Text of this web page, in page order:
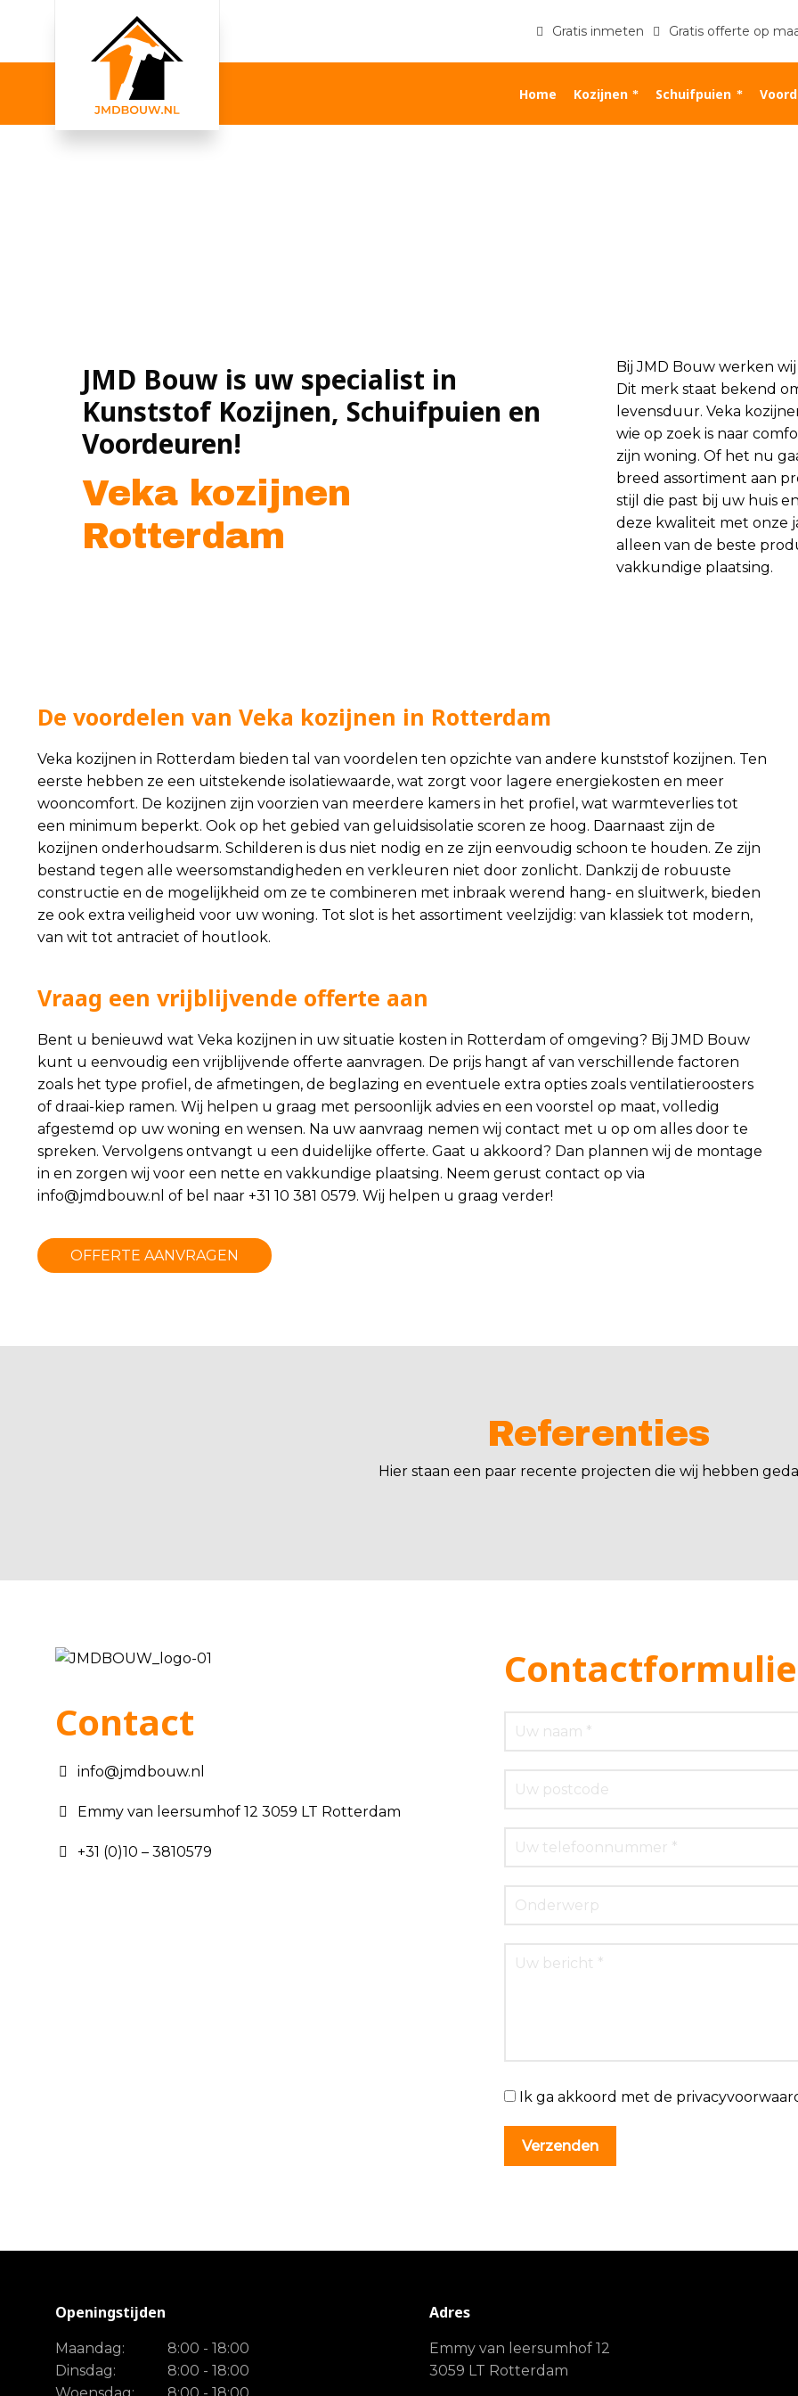
Gratis inmeten Gratis offerte op
Home Kozijnen Schuifpuien
JMD Bouw is uw specialist in
Kunststof Kozijnen, Schuifpuien en
Voordeuren!
Veka kozijnen
Rotterdam
Bij JMD Bouw werken
Dit merk staat bekend
levensduur. Veka
wie op zoek is naar
zijn woning. Of het nu
breed assortiment aan
stijl die past bij uw huis
deze kwaliteit met onze
alleen van de beste
vakkundige plaatsing.
De voordelen van Veka kozijnen in Rotterdam
Veka kozijnen in Rotterdam bieden tal van voordelen ten opzichte van andere kunststof kozijnen. Ten
eerste hebben ze een uitstekende isolatiewaarde, wat zorgt voor lagere energiekosten en meer
wooncomfort. De kozijnen zijn voorzien van meerdere kamers in het profiel, wat warmteverlies tot
een minimum beperkt. Ook op het gebied van geluidsisolatie scoren ze hoog. Daarnaast zijn de
kozijnen onderhoudsarm. Schilderen is dus niet nodig en ze zijn eenvoudig schoon te houden. Ze zijn
bestand tegen alle weersomstandigheden en verkleuren niet door zonlicht. Dankzij de robuuste
constructie en de mogelijkheid om ze te combineren met inbraak werend hang- en sluitwerk, bieden
ze ook extra veiligheid voor uw woning. Tot slot is het assortiment veelzijdig: van klassiek tot modern,
van wit tot antraciet of houtlook.
Vraag een vrijblijvende offerte aan
Bent u benieuwd wat Veka kozijnen in uw situatie kosten in Rotterdam of omgeving? Bij JMD Bouw
kunt u eenvoudig een vrijblijvende offerte aanvragen. De prijs hangt af van verschillende factoren
zoals het type profiel, de afmetingen, de beglazing en eventuele extra opties zoals ventilatieroosters
of draai-kiep ramen. Wij helpen u graag met persoonlijk advies en een voorstel op maat, volledig
afgestemd op uw woning en wensen. Na uw aanvraag nemen wij contact met u op om alles door te
spreken. Vervolgens ontvangt u een duidelijke offerte. Gaat u akkoord? Dan plannen wij de montage
in en zorgen wij voor een nette en vakkundige plaatsing. Neem gerust contact op via
info@jmdbouw.nl of bel naar +31 10 381 0579. Wij helpen u graag verder!
OFFERTE AANVRAGEN
Referenties
Hier staan een paar recente projecten die wij hebben
Contact
info@jmdbouw.nl
Emmy van leersumhof 12 3059 LT Rotterdam
+31 (0)10 – 3810579
Ik ga akkoord met de
Openingstijden
Maandag:
8:00 - 18:00
Dinsdag:
8:00 - 18:00
Adres
Emmy van leersumhof 12
3059 LT Rotterdam